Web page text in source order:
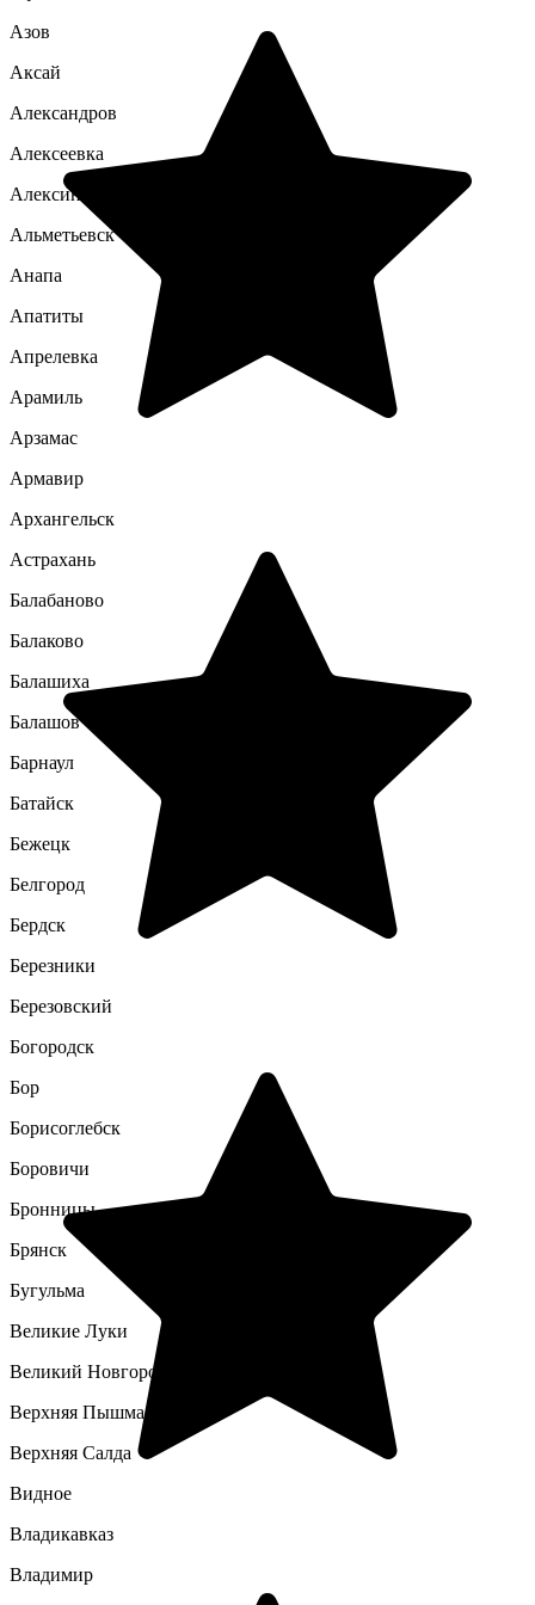
Азов
Аксай
Александров
Алексеевка
Алексин
Альметьевск
Анапа
Апатиты
Апрелевка
Арамиль
Арзамас
Армавир
Архангельск
Астрахань
Балабаново
Балаково
Балашиха
Балашов
Барнаул
Батайск
Бежецк
Белгород
Бердск
Березники
Березовский
Богородск
Бор
Борисоглебск
Боровичи
Бронницы
Брянск
Бугульма
Великие Луки
Великий Новгород
Верхняя Пышма
Верхняя Салда
Видное
Владикавказ
Владимир